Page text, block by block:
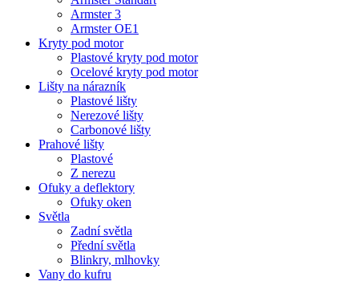
Armster 3
Armster OE1
Kryty pod motor
Plastové kryty pod motor
Ocelové kryty pod motor
Lišty na nárazník
Plastové lišty
Nerezové lišty
Carbonové lišty
Prahové lišty
Plastové
Z nerezu
Ofuky a deflektory
Ofuky oken
Světla
Zadní světla
Přední světla
Blinkry, mlhovky
Vany do kufru